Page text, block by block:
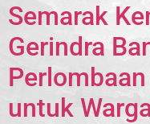
Semarak
Gerindra
untuk